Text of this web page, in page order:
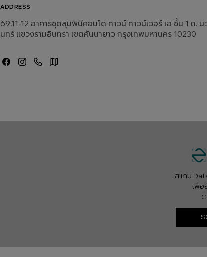
ADDRESS
69,11-12 อาคารชุดลุมพินีคอนโด ทาวน์ ทาวน์เวอร์ เอ ชั้น 1 ถ. น
นทร์ แขวงรามอินทรา เขตคันนายาว กรุงเทพมหานคร 10230
สแกน
เพื่อ